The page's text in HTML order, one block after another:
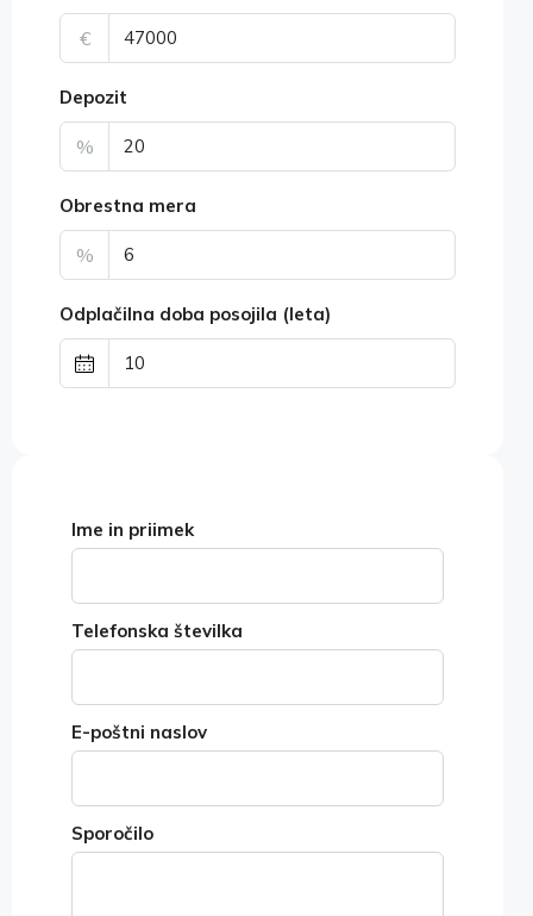
€
Depozit
%
Obrestna mera
%
Odplačilna doba posojila (leta)
Ime in priimek
Telefonska številka
E-poštni naslov
Sporočilo